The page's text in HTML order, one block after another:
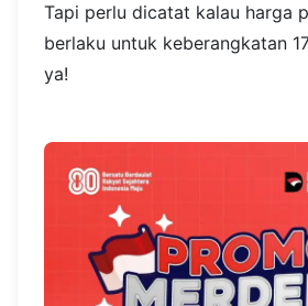
Tapi perlu dicatat kalau harga
berlaku untuk keberangkatan
ya!